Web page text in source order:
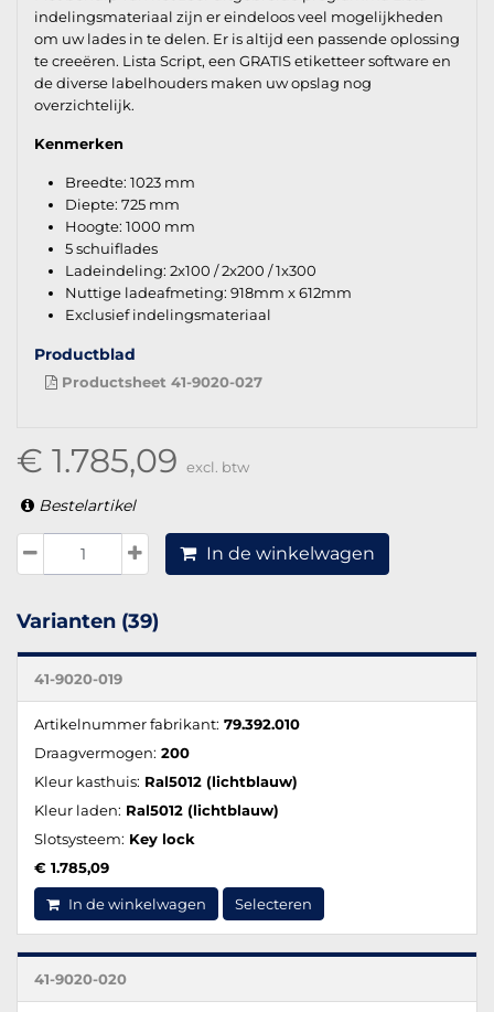
indelingsmateriaal zijn er eindeloos veel mogelijkheden
om uw lades in te delen. Er is altijd een passende oplossing
te creeëren. Lista Script, een GRATIS etiketteer software en
de diverse labelhouders maken uw opslag nog
overzichtelijk.
Kenmerken
Breedte: 1023 mm
Diepte: 725 mm
Hoogte: 1000 mm
5 schuiflades
Ladeindeling: 2x100 / 2x200 / 1x300
Nuttige ladeafmeting: 918mm x 612mm
Exclusief indelingsmateriaal
Productblad
Productsheet 41-9020-027
€ 1.785,09 excl. btw
Bestelartikel
In de winkelwagen
Varianten (39)
41-9020-019
Artikelnummer fabrikant: 79.392.010
Draagvermogen: 200
Kleur kasthuis: Ral5012 (lichtblauw)
Kleur laden: Ral5012 (lichtblauw)
Slotsysteem: Key lock
€ 1.785,09
In de winkelwagen Selecteren
41-9020-020